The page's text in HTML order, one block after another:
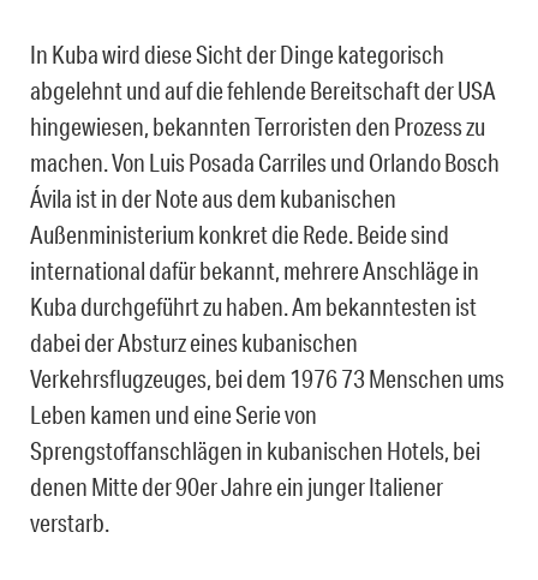
In Kuba wird diese Sicht der Dinge kategorisch
abgelehnt und auf die fehlende Bereitschaft der USA
hingewiesen, bekannten Terroristen den Prozess zu
machen. Von Luis Posada Carriles und Orlando Bosch
Ávila ist in der Note aus dem kubanischen
Außenministerium konkret die Rede. Beide sind
international dafür bekannt, mehrere Anschläge in
Kuba durchgeführt zu haben. Am bekanntesten ist
dabei der Absturz eines kubanischen
Verkehrsflugzeuges, bei dem 1976 73 Menschen ums
Leben kamen und eine Serie von
Sprengstoffanschlägen in kubanischen Hotels, bei
denen Mitte der 90er Jahre ein junger Italiener
verstarb.